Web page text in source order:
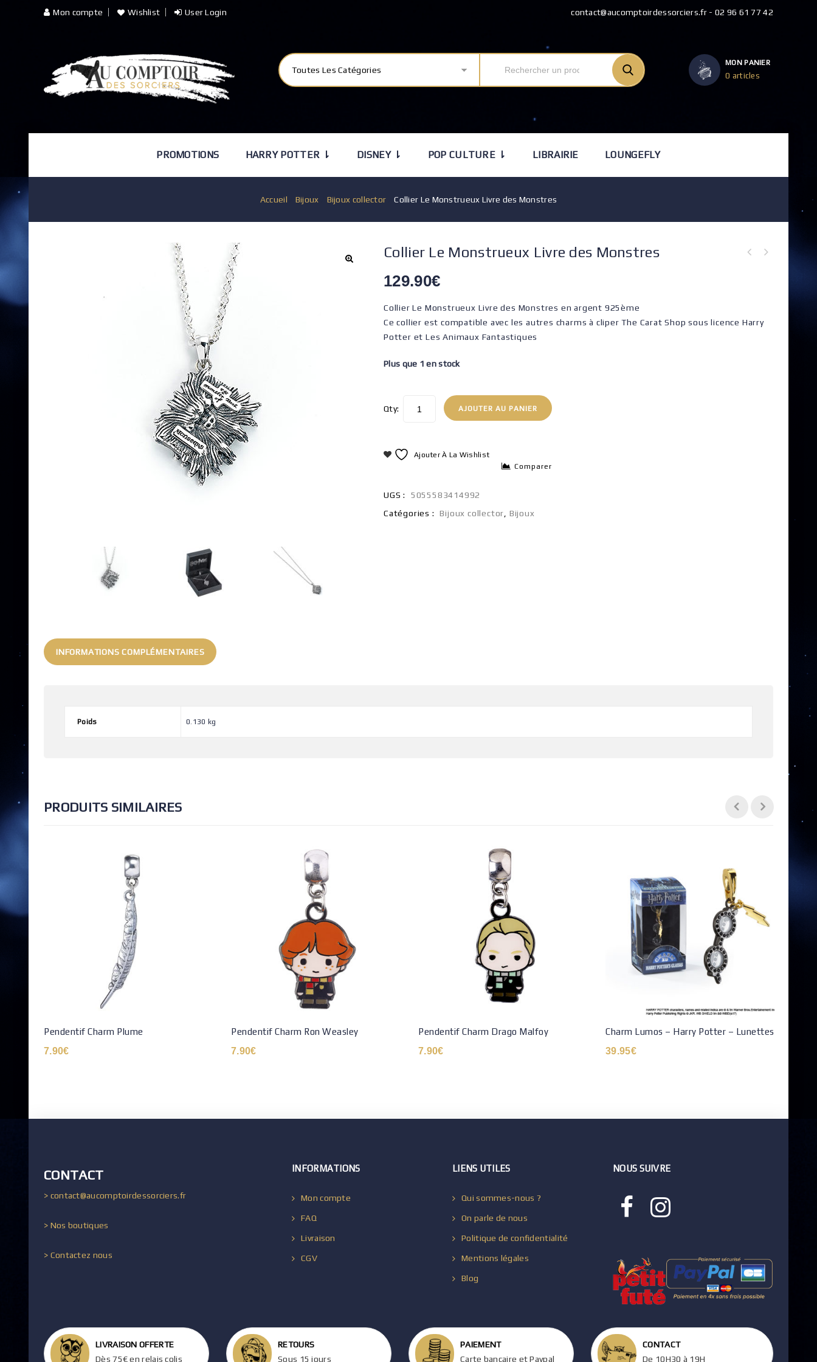
Mon compte Wishlist User Login contact@aucomptoirdessorciers.fr - 02 96 61 77 42
Toutes Les Catégories
MON PANIER
0 articles
PROMOTIONS HARRY POTTER ⇂ DISNEY ⇂ POP CULTURE ⇂ LIBRAIRIE LOUNGEFLY
Accueil Bijoux Bijoux collector /Collier Le Monstrueux Livre des Monstres
Collier Le Monstrueux Livre des Monstres
129.90€
Collier Le Monstrueux Livre des Monstres en argent 925ème
Ce collier est compatible avec les autres charms à cliper The Carat Shop sous licence Harry
Potter et Les Animaux Fantastiques
Plus que 1 en stock
Qty: AJOUTER AU PANIER
Ajouter À La Wishlist
Comparer
UGS :
5055583414992
Catégories :
Bijoux collector Bijoux
INFORMATIONS COMPLÉMENTAIRES
Poids 0.130 kg
PRODUITS SIMILAIRES
Pendentif Charm Plume
7.90€
Pendentif Charm Ron Weasley
7.90€
Pendentif Charm Drago Malfoy
7.90€
Charm Lumos – Harry Potter – Lunettes
39.95€
CONTACT
> contact@aucomptoirdessorciers.fr
> Nos boutiques
> Contactez nous
INFORMATIONS
Mon compte
FAQ
Livraison
CGV
LIENS UTILES
Qui sommes-nous ?
On parle de nous
Politique de confidentialité
Mentions légales
Blog
NOUS SUIVRE
LIVRAISON OFFERTE
Dès 75€ en relais colis
RETOURS
Sous 15 jours
PAIEMENT
Carte bancaire et Paypal
CONTACT
De 10H30 à 19H